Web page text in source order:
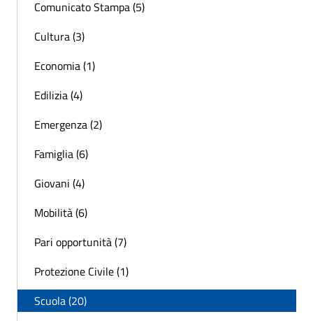
Comunicato Stampa (5)
Cultura (3)
Economia (1)
Edilizia (4)
Emergenza (2)
Famiglia (6)
Giovani (4)
Mobilità (6)
Pari opportunità (7)
Protezione Civile (1)
Scuola (20)